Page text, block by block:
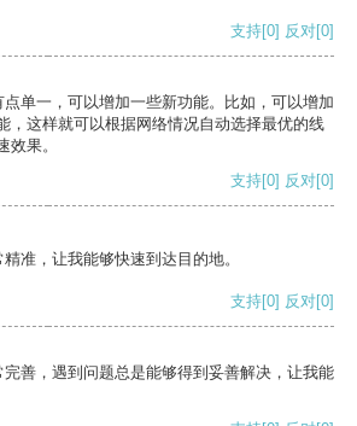
支持[0] 反对[0]
单一，可以增加一些新功能。比如，可以增加
，这样就可以根据网络情况自动选择最优的线
效果。
支持[0] 反对[0]
准，让我能够快速到达目的地。
支持[0] 反对[0]
善，遇到问题总是能够得到妥善解决，让我能